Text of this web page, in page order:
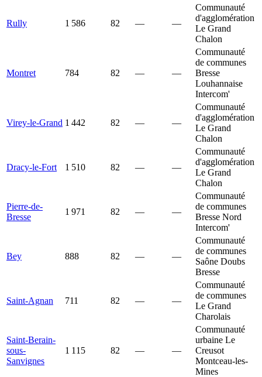
Rully 1 586 82 — —
Communauté
d'agglomération
Le Grand
Chalon
Montret 784 82 — —
Communauté
de communes
Bresse
Louhannaise
Intercom'
Virey-le-Grand 1 442 82 — —
Communauté
d'agglomération
Le Grand
Chalon
Dracy-le-Fort 1 510 82 — —
Communauté
d'agglomération
Le Grand
Chalon
Pierre-de-
Bresse
1 971 82 — —
Communauté
de communes
Bresse Nord
Intercom'
Bey 888 82 — —
Communauté
de communes
Saône Doubs
Bresse
Saint-Agnan 711 82 — —
Communauté
de communes
Le Grand
Charolais
Saint-Berain-
sous-
Sanvignes
1 115 82 — —
Communauté
urbaine Le
Creusot
Montceau-les-
Mines